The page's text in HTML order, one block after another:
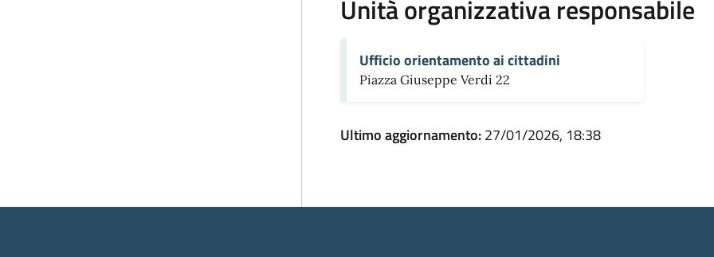
Unità organizzativa responsabile
Ufficio orientamento ai cittadini
Piazza Giuseppe Verdi 22
Ultimo aggiornamento:27/01/2026, 18:38